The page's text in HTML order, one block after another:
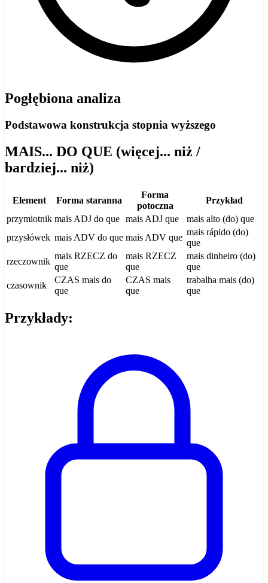
Pogłębiona analiza
Podstawowa konstrukcja stopnia wyższego
MAIS... DO QUE (więcej... niż /
bardziej... niż)
Element Forma staranna
Forma
potoczna
Przykład
przymiotnik mais ADJ do que mais ADJ que
mais alto (do) que
przysłówek mais ADV do que mais ADV que
mais rápido (do)
que
rzeczownik
mais RZECZ do
que
mais RZECZ
que
mais dinheiro (do)
que
czasownik
CZAS mais do
que
CZAS mais
que
trabalha mais (do)
que
Przykłady: